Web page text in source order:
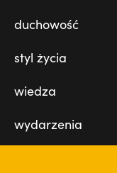
duchowość
styl życia
wiedza
wydarzenia